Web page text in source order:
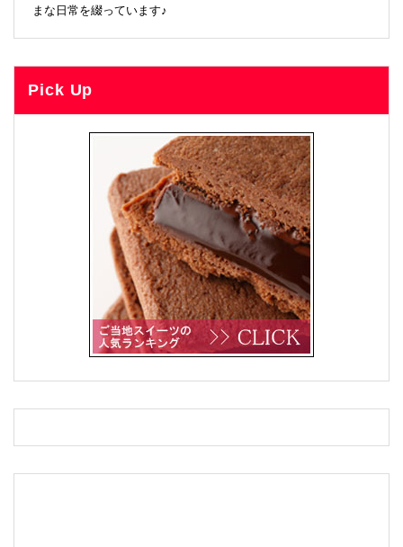
まな日常を綴っています♪
Pick Up